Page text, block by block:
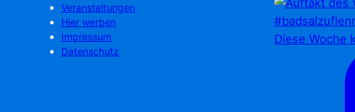
Veranstaltungen
Hier werben
Impressum
Datenschutz
Diese Woche